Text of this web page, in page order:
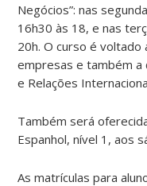
Negócios”: nas
16h30 às 18, e nas
20h. O curso é voltado
empresas e também a
e Relações
Também será
Espanhol, nível 1, aos
As matrículas para